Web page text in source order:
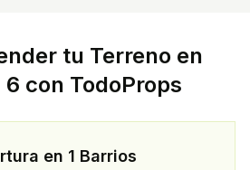
tu Terreno en
6 con TodoProps
en 1 Barrios